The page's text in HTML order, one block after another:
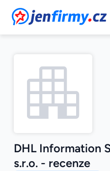
JenFirmy.cz
DHL Information
s.r.o. - recenze